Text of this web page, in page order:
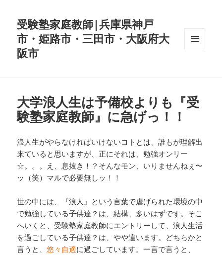
受験塾家庭教師|兵庫県神戸
市・姫路市・三田市・大阪府大
阪市
大学浪人生は予備校よりも『受
験塾家庭教師』に急げっ！！
浪人生がやらなければいけないコトとは、誰もが理解出
来ていると思いますが、正にそれは、勉強オンリー
☆。。。え、息抜き！？そんなモン、いりませんねぇ〜
ッ（笑）マルで必要無しッ！！
世の中には、『浪人』という言葉で虐げられた環境の中
で勉強している子供達？は、結構、多いはずです。そこ
へいくと、受験塾家庭教師にエントリーして、浪人生活
を過ごしている子供達？は、やや違います。どちらかと
言うと、悠々自適に過ごしています。一言で言うと、